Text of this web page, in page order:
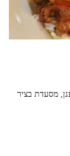
מסעדת בציר